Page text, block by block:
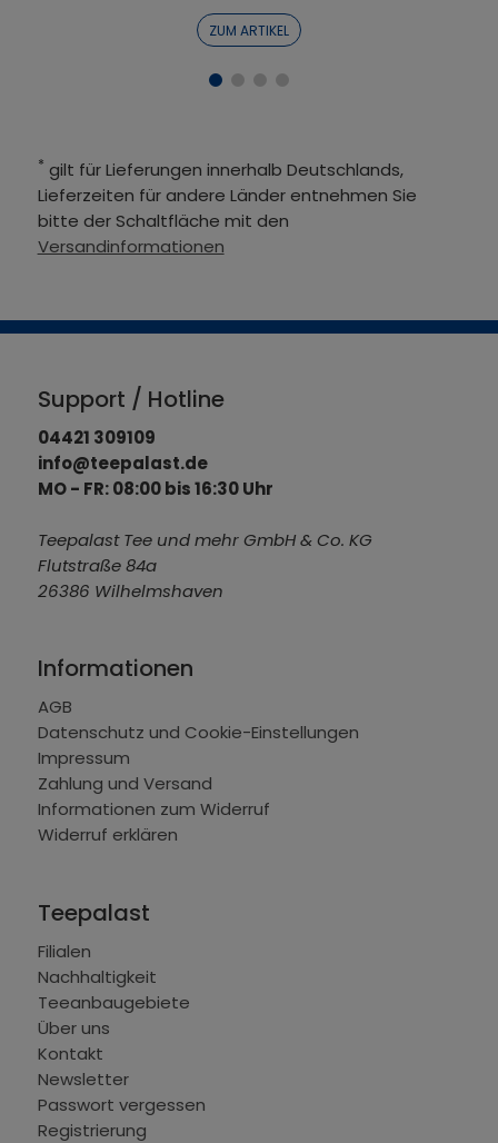
ZUM ARTIKEL
* gilt für Lieferungen innerhalb Deutschlands,
Lieferzeiten für andere Länder entnehmen Sie
bitte der Schaltfläche mit den
Versandinformationen
Support / Hotline
04421 309109
info@teepalast.de
MO - FR: 08:00 bis 16:30 Uhr
Teepalast Tee und mehr GmbH & Co. KG
Flutstraße 84a
26386 Wilhelmshaven
Informationen
AGB
Datenschutz und Cookie-Einstellungen
Impressum
Zahlung und Versand
Informationen zum Widerruf
Widerruf erklären
Teepalast
Filialen
Nachhaltigkeit
Teeanbaugebiete
Über uns
Kontakt
Newsletter
Passwort vergessen
Registrierung